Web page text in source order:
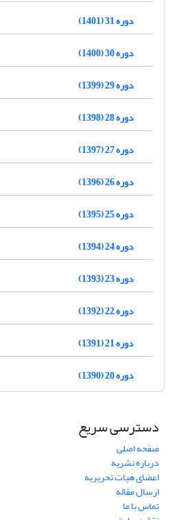
دوره 31 (1401)
دوره 30 (1400)
دوره 29 (1399)
دوره 28 (1398)
دوره 27 (1397)
دوره 26 (1396)
دوره 25 (1395)
دوره 24 (1394)
دوره 23 (1393)
دوره 22 (1392)
دوره 21 (1391)
دوره 20 (1390)
دسترسی سریع
صفحه اصلی
درباره نشریه
اعضای هیات تحریریه
ارسال مقاله
تماس با ما